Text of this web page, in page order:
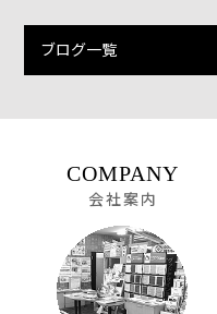
ブログ一覧
COMPANY
会社案内